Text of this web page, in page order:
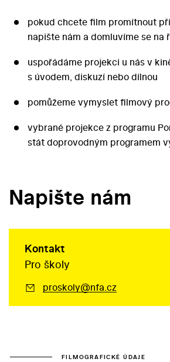
pokud chcete film promítnout
napište nám a domluvíme se na
uspořádáme projekci u nás v
s úvodem, diskuzí nebo dílnou
pomůžeme vymyslet filmový
vybrané projekce z programu
stát doprovodným programem
Napište nám
Kontakt
Pro školy
proskoly@nfa.cz
FILMOGRAFICKÉ ÚDAJE